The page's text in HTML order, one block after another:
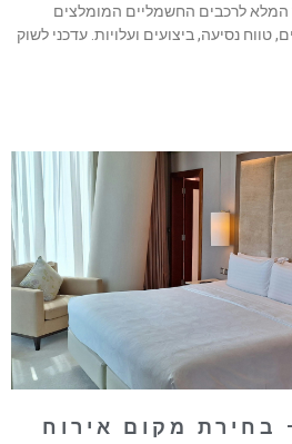
לרכבים החשמליים המומלצים
טווח נסיעה, ביצועים ועלויות. עדכני לשוק
מקום אירוח